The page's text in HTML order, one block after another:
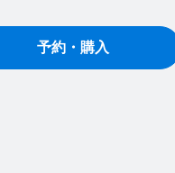
予約・購入